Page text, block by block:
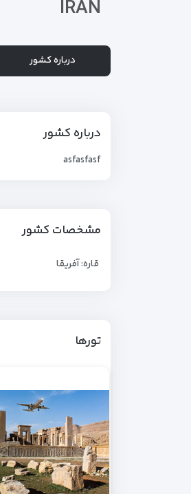
IRAN
درباره کشور
درباره کشور
asfasfasf
مشخصات کشور
قاره: آفریقا
تورها